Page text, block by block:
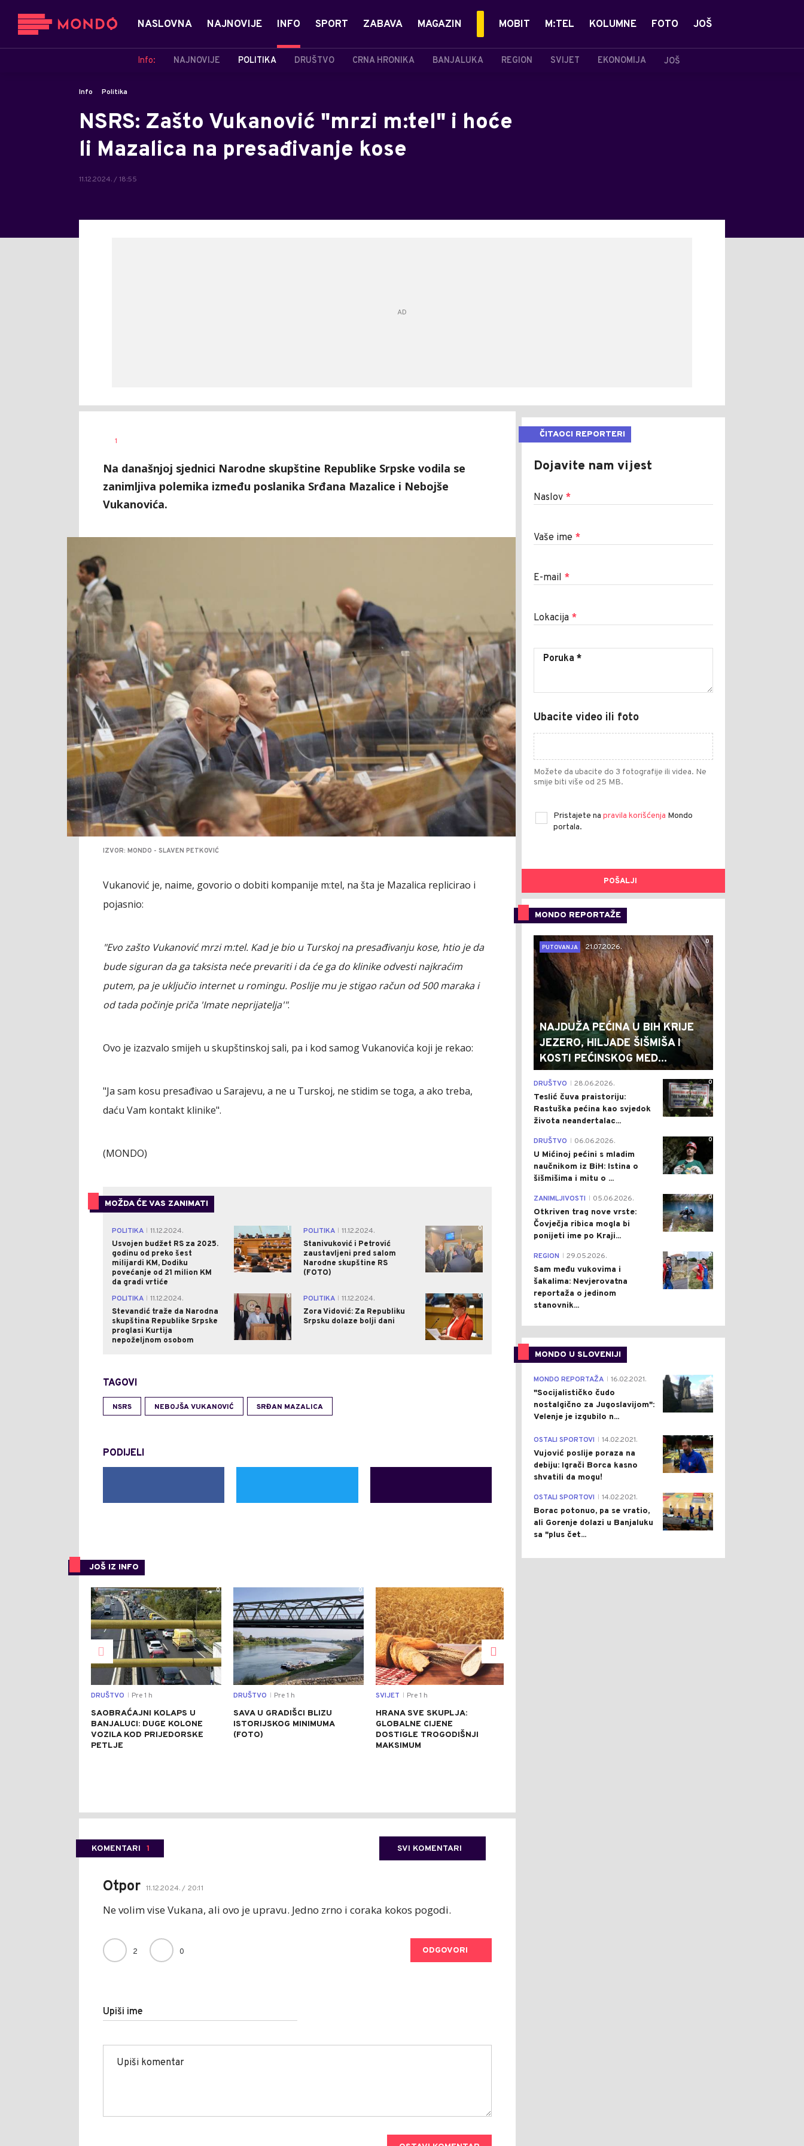
NASLOVNA NAJNOVIJE INFO
Info: NAJNOVIJE POLITIKA DRUŠTVO CRNA HRONIKA BANJALUKA REGION SVIJET EKONOMIJA JOŠ
SPORT ZABAVA MAGAZIN MOBIT M:TEL KOLUMNE FOTO JOŠ
Info Politika
NSRS: Zašto Vukanović "mrzi m:tel" i hoće
li Mazalica na presađivanje kose
11.12.2024. / 18:55
AUTOR
1
Na današnjoj sjednici Narodne skupštine Republike Srpske vodila se
zanimljiva polemika između poslanika Srđana Mazalice i Nebojše
Vukanovića.
IZVOR: MONDO - SLAVEN PETKOVIĆ
Vukanović je, naime, govorio o dobiti kompanije m:tel, na šta je Mazalica replicirao i
pojasnio:
"Evo zašto Vukanović mrzi m:tel. Kad je bio u Turskoj na presađivanju kose, htio je da
bude siguran da ga taksista neće prevariti i da će ga do klinike odvesti najkraćim
putem, pa je uključio internet u romingu. Poslije mu je stigao račun od 500 maraka i
od tada počinje priča 'Imate neprijatelja'".
Ovo je izazvalo smijeh u skupštinskoj sali, pa i kod samog Vukanovića koji je rekao:
"Ja sam kosu presađivao u Sarajevu, a ne u Turskoj, ne stidim se toga, a ako treba,
daću Vam kontakt klinike".
(MONDO)
MOŽDA ĆE VAS ZANIMATI
POLITIKA
11.12.2024.
Usvojen budžet RS za 2025.
godinu od preko šest
milijardi KM, Dodiku
povećanje od 21 milion KM
da gradi vrtiće
1 POLITIKA
11.12.2024.
Stanivuković i Petrović
zaustavljeni pred salom
Narodne skupštine RS
(FOTO)
0
POLITIKA
11.12.2024.
Stevandić traže da Narodna
skupština Republike Srpske
proglasi Kurtija
nepoželjnom osobom
0 POLITIKA
11.12.2024.
Zora Vidović: Za Republiku
Srpsku dolaze bolji dani
0
TAGOVI
NSRS NEBOJŠA VUKANOVIĆ SRĐAN MAZALICA
PODIJELI
JOŠ IZ INFO
0
DRUŠTVO Pre 1 h
SAOBRAĆAJNI KOLAPS U
BANJALUCI: DUGE KOLONE
VOZILA KOD PRIJEDORSKE
PETLJE
0
DRUŠTVO Pre 1 h
SAVA U GRADIŠCI BLIZU
ISTORIJSKOG MINIMUMA
(FOTO)
0
SVIJET Pre 1 h
HRANA SVE SKUPLJA:
GLOBALNE CIJENE
DOSTIGLE TROGODIŠNJI
MAKSIMUM
KOMENTARI 1 SVI KOMENTARI
Otpor 11.12.2024. / 20:11
Ne volim vise Vukana, ali ovo je upravu. Jedno zrno i coraka kokos pogodi.
2 0 ODGOVORI
Upiši ime
ČITAOCI REPORTERI
Dojavite nam vijest
Naslov *
Vaše ime *
E-mail *
Lokacija *
Ubacite video ili foto
Možete da ubacite do 3 fotografije ili videa. Ne
smije biti više od 25 MB.
Pristajete na pravila korišćenja Mondo
portala.
POŠALJI
MONDO REPORTAŽE
0
PUTOVANJA
21.07.2026.
NAJDUŽA PEĆINA U BIH KRIJE
JEZERO, HILJADE ŠIŠMIŠA I
KOSTI PEĆINSKOG MED...
0
DRUŠTVO 28.06.2026.
Teslić čuva praistoriju:
Rastuška pećina kao svjedok
života neandertalac...
0
DRUŠTVO 06.06.2026.
U Mićinoj pećini s mladim
naučnikom iz BiH: Istina o
šišmišima i mitu o ...
0
ZANIMLJIVOSTI 05.06.2026.
Otkriven trag nove vrste:
Čovječja ribica mogla bi
ponijeti ime po Kraji...
0
REGION 29.05.2026.
Sam među vukovima i
šakalima: Nevjerovatna
reportaža o jedinom
stanovnik...
MONDO U SLOVENIJI
4
MONDO REPORTAŽA 16.02.2021.
"Socijalističko čudo
nostalgično za Jugoslavijom":
Velenje je izgubilo n...
1
OSTALI SPORTOVI 14.02.2021.
Vujović poslije poraza na
debiju: Igrači Borca kasno
shvatili da mogu!
3
OSTALI SPORTOVI 14.02.2021.
Borac potonuo, pa se vratio,
ali Gorenje dolazi u Banjaluku
sa "plus čet...